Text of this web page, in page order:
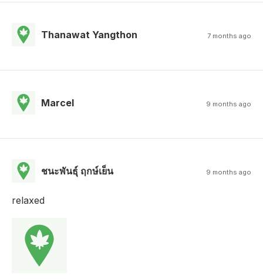
Thanawat Yangthon 7 months ago
Marcel 9 months ago
ชนะพันธุ์ ฤกษ์เย็น 9 months ago
relaxed